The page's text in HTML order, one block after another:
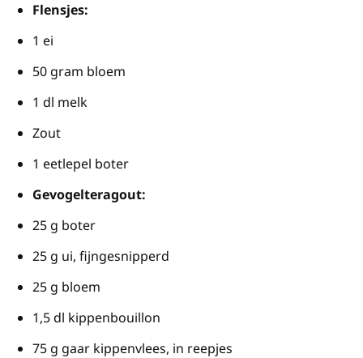
Flensjes:
1 ei
50 gram bloem
1 dl melk
Zout
1 eetlepel boter
Gevogelteragout:
25 g boter
25 g ui, fijngesnipperd
25 g bloem
1,5 dl kippenbouillon
75 g gaar kippenvlees, in reepjes